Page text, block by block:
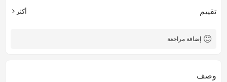
تقييم أكثر
إضافة مراجعة
وصف